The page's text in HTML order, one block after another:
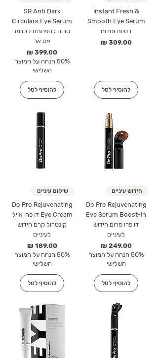
Instant Fresh &
Smooth Eye Serum
רטיות וסרום
מחיר‏309.00 ‏₪
להוסיף לסל
SR Anti Dark
Circulars Eye Serum
סרום להפחתת כהויות
אס אר
מחיר
50% הנחה על המוצר
השלישי
להוסיף לסל
חידוש עיניים
Do Pro Rejuvenating
Eye Serum Boost-In
דו פרו סרום חידוש
לעיניים
מחיר‏249.00 ‏₪
50% הנחה על המוצר
השלישי
להוסיף לסל
שיקום עיניים
Do Pro Rejuvenating
Eye Cream דו פרו אייג'
קונטרול קרם חידוש
לעיניים
מחיר‏189.00 ‏₪
50% הנחה על המוצר
השלישי
להוסיף לסל